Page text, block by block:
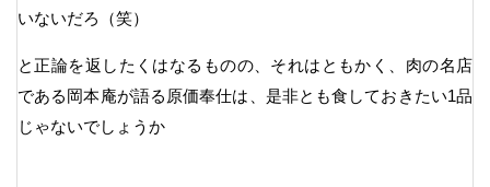
いないだろ（笑）
と正論を返したくはなるものの、それはともかく、肉の名店
である岡本庵が語る原価奉仕は、是非とも食しておきたい1品
じゃないでしょうか